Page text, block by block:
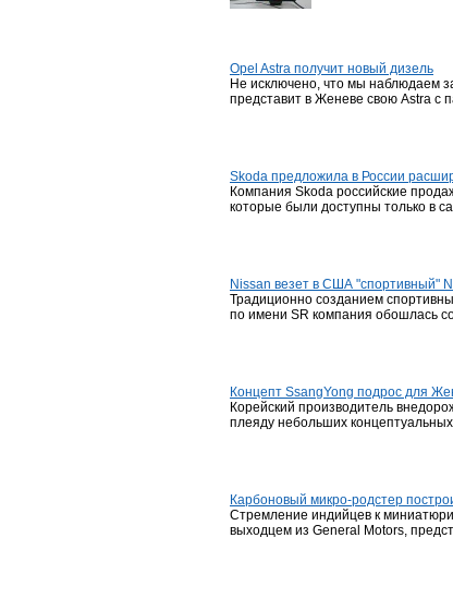
Opel Astra получит новый дизель
Не исключено, что мы наблюдаем
представит в Женеве свою Astra с
Skoda предложила в России
Компания Skoda российские
которые были доступны только в
Nissan везет в США "спортивный"
Традиционно созданием
по имени SR компания обошлась
Концепт SsangYong подрос для
Корейский производитель
плеяду небольших
Карбоновый микро-родстер
Стремление индийцев к
выходцем из General Motors,